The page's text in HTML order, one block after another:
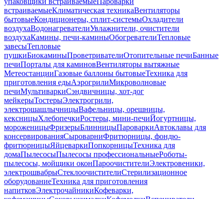
встраиваемыеКлиматическая техникаВентиляторы
бытовыеКондиционеры, сплит-системыОхладители
воздухаВодонагревателиУвлажнители, очистители
воздухаКамины, печи-каминыОбогревателиТепловые
завесыТепловые
пушкиБиокаминыПроветривателиОтопительные печиБанные
печиПорталы для каминовВентиляторы вытяжные
МетеостанцииГазовые баллоны бытовыеТехника для
приготовления едыАэрогрилиМикроволновые
печиМультиваркиСэндвичницы, хот-дог
мейкерыТостерыЭлектрогрили,
электрошашлычницыВафельницы, орешницы,
кексницыХлебопечкиРостеры, мини-печиЙогуртницы,
мороженицыФризерыБлинницыПароваркиАвтоклавы для
консервированияСыроварниФритюрницы, фондю-
фритюрницыЯйцеваркиПопкорницыТехника для
домаПылесосыПылесосы профессиональныеРоботы-
пылесосы, мойщики оконПароочистителиЭлектровеники,
электрошвабрыСтеклоочистителиСтерилизационное
оборудованиеТехника для приготовления
напитковЭлектрочайникиКофеварки,